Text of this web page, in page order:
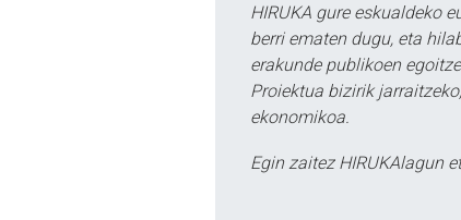
HIRUKA gure eskualdeko
berri ematen dugu, eta
erakunde publikoen
Proiektua bizirik
ekonomikoa.
Egin zaitez HIRUKAlagun